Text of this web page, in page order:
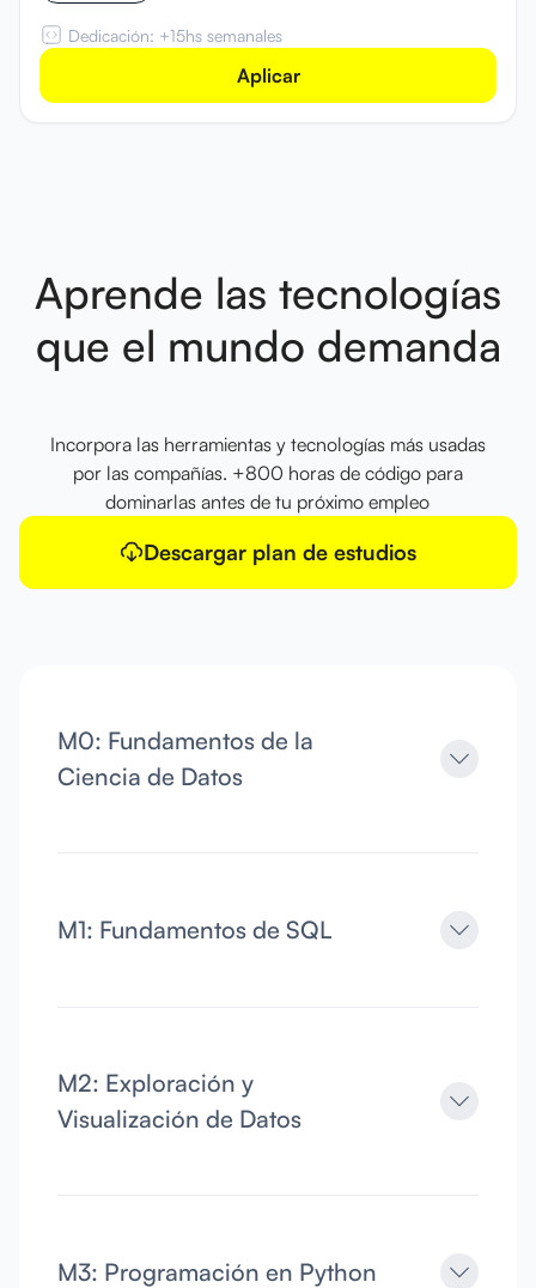
Dedicación: +15hs semanales
Aplicar
Aprende las tecnologías
que el mundo demanda
Incorpora las herramientas y tecnologías más usadas
por las compañías. +800 horas de código para
dominarlas antes de tu próximo empleo
Descargar plan de estudios
M0: Fundamentos de la
Ciencia de Datos
M1: Fundamentos de SQL
M2: Exploración y
Visualización de Datos
M3: Programación en Python